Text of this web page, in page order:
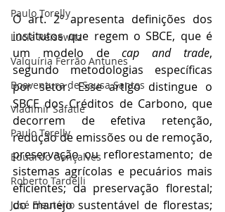
Paulo Torelly
Lúcia Reisewitz
Valquíria Ferrão Antunes
Boaventura de Sousa Santos
Vladimir Safatle
Paulo Torelly
Eduardo Gonçalves
Roberto Tardelli
José Eleutério
O art. 2º apresenta definições dos
institutos que regem o SBCE, que é
um modelo de cap and trade,
segundo metodologias específicas
por setor. Esse artigo distingue o
SBCE dos Créditos de Carbono, que
decorrem de efetiva retenção,
redução de emissões ou de remoção,
preservação ou reflorestamento; de
sistemas agrícolas e pecuários mais
eficientes; da preservação florestal;
do manejo sustentável de florestas;